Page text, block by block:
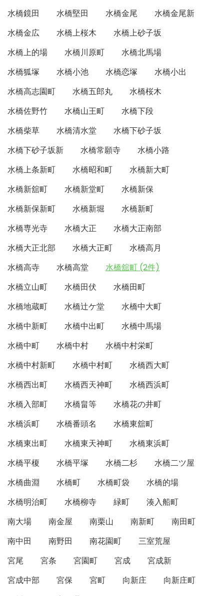
水橋鏡田
水橋堅田 水橋金尾
水橋金尾新
水橋金広
水橋上桜木
水橋上砂子坂
水橋上的場
水橋川原町
水橋北馬場
水橋狐塚
水橋小池 水橋恋塚
水橋小出
水橋高志園町
水橋五郎丸
水橋桜木
水橋佐野竹
水橋山王町
水橋下段
水橋柴草
水橋清水堂
水橋下砂子坂
水橋下砂子坂新
水橋常願寺
水橋小路
水橋上条新町
水橋昭和町
水橋新大町
水橋新舘町
水橋新堂町
水橋新保
水橋新保新町
水橋新堀
水橋新町
水橋専光寺
水橋大正
水橋大正南部
水橋大正北部
水橋大正町
水橋高月
水橋高寺
水橋高堂
水橋舘町 (2件)
水橋立山町
水橋田伏
水橋田町
水橋地蔵町
水橋辻ケ堂
水橋中大町
水橋中新町
水橋中出町
水橋中馬場
水橋中町
水橋中村
水橋中村栄町
水橋中村新町
水橋中村町
水橋西大町
水橋西出町
水橋西天神町
水橋西浜町
水橋入部町
水橋畠等
水橋花の井町
水橋浜町
水橋番頭名
水橋東舘町
水橋東出町
水橋東天神町
水橋東浜町
水橋平榎
水橋平塚 水橋二杉
水橋二ツ屋
水橋曲淵
水橋町 水橋町袋
水橋的場
水橋明治町
水橋柳寺 緑町
湊入船町
南大場
南金屋 南栗山 南新町
南田町
南中田
南野田 南花園町
三室荒屋
宮尾
宮条 宮園町 宮成
宮成新
宮成中部
宮保 宮町 向新庄
向新庄町